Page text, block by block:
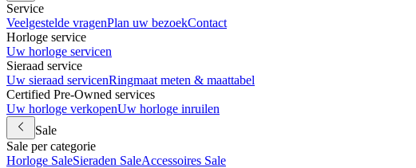
Service
Veelgestelde vragenPlan uw bezoekContact
Horloge service
Uw horloge servicen
Sieraad service
Uw sieraad servicenRingmaat meten & maattabel
Certified Pre-Owned services
Uw horloge verkopenUw horloge inruilen
Sale
Sale per categorie
Horloge SaleSieraden SaleAccessoires Sale